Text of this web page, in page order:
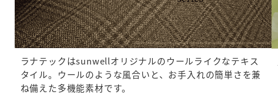
ラナテックはsunwellオリジナルのウールライクなテキス
タイル。ウールのような風合いと、お手入れの簡単さを兼
ね備えた多機能素材です。